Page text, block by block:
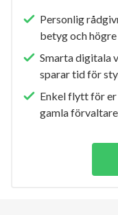
Personlig
betyg och
Smarta digitala
sparar tid för
Enkel flytt för
gamla